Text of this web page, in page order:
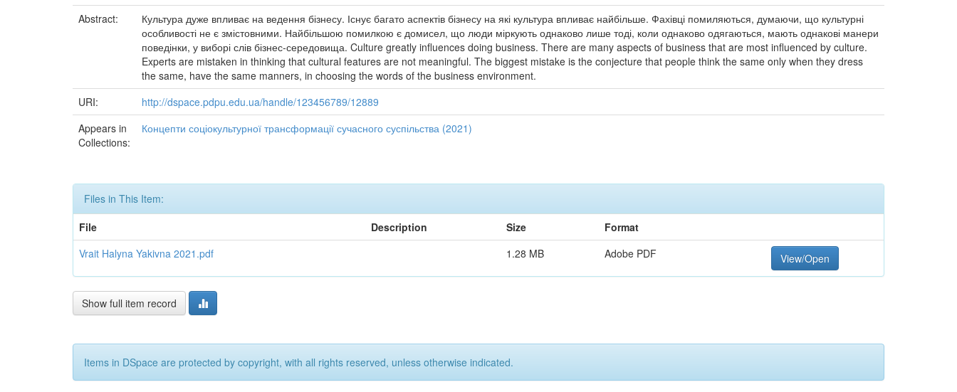
Abstract:
Культура дуже впливає на ведення бізнесу. Існує багато аспектів бізнесу на які культура впливає найбільше. Фахівці помиляються, думаючи, що культурні
особливості не є змістовними. Найбільшою помилкою є домисел, що люди міркують однаково лише тоді, коли однаково одягаються, мають однакові манери
поведінки, у виборі слів бізнес-середовища. Culture greatly influences doing business. There are many aspects of business that are most influenced by culture.
Experts are mistaken in thinking that cultural features are not meaningful. The biggest mistake is the conjecture that people think the same only when they dress
the same, have the same manners, in choosing the words of the business environment.
URI:
http://dspace.pdpu.edu.ua/handle/123456789/12889
Appears in
Collections:
Концепти соціокультурної трансформації сучасного суспільства (2021)
Files in This Item:
File
Description Size
Format
Vrait Halyna Yakivna 2021.pdf
1.28 MB Adobe PDF View/Open
Show full item record
Items in DSpace are protected by copyright, with all rights reserved, unless otherwise indicated.